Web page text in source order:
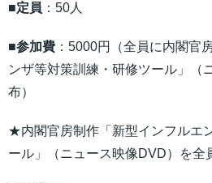
■定員 ：50人
■参加費 ：5000円（全員に内閣官
ンザ等対策訓練・研修ツール」（
布）
★内閣官房制作「新型インフルエ
ール」（ニュース映像DVD）を